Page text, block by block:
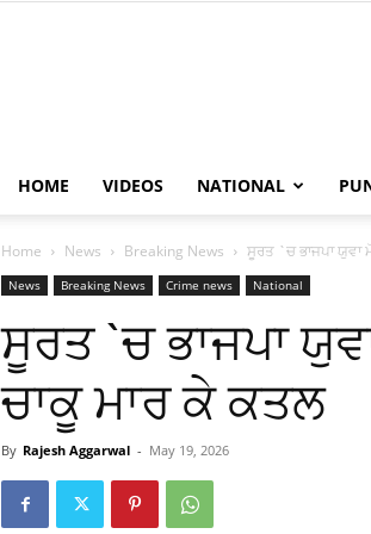
HOME VIDEOS NATIONAL
Home News Breaking News ਸੂਰਤ `ਚ ਭਾਜਪਾ ਯੁਵਾ
News Breaking News Crime news National
ਸੂਰਤ `ਚ ਭਾਜਪਾ
ਚਾਕੂ ਮਾਰ ਕੇ ਕਤਲ
By Rajesh Aggarwal - May 19, 2026